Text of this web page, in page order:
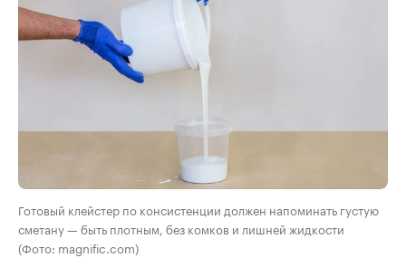
Готовый клейстер по консистенции должен напоминать густую
сметану — быть плотным, без комков и лишней жидкости
(Фото: magnific.com)